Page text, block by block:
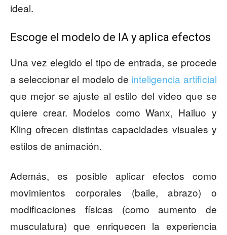
ideal.
Escoge el modelo de IA y aplica efectos
Una vez elegido el tipo de entrada, se procede
a seleccionar el modelo de inteligencia artificial
que mejor se ajuste al estilo del video que se
quiere crear. Modelos como Wanx, Hailuo y
Kling ofrecen distintas capacidades visuales y
estilos de animación.
Además, es posible aplicar efectos como
movimientos corporales (baile, abrazo) o
modificaciones físicas (como aumento de
musculatura) que enriquecen la experiencia